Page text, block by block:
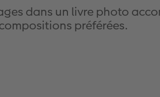
dans un livre photo
préférées.